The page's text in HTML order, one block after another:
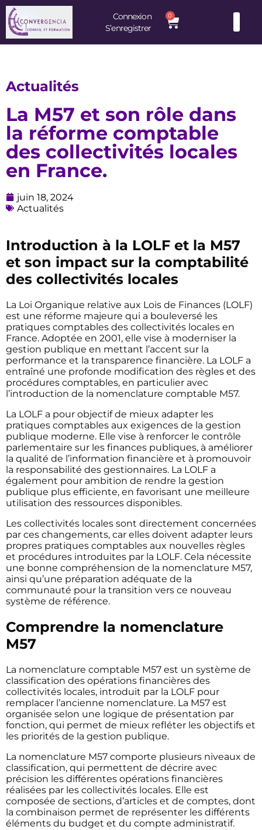
Connexion
S’enregistrer
0
Actualités
La M57 et son rôle dans
la réforme comptable
des collectivités locales
en France.
juin 18, 2024
Actualités
Introduction à la LOLF et la M57
et son impact sur la comptabilité
des collectivités locales
La Loi Organique relative aux Lois de Finances (LOLF)
est une réforme majeure qui a bouleversé les
pratiques comptables des collectivités locales en
France. Adoptée en 2001, elle vise à moderniser la
gestion publique en mettant l’accent sur la
performance et la transparence financière. La LOLF a
entraîné une profonde modification des règles et des
procédures comptables, en particulier avec
l’introduction de la nomenclature comptable M57.
La LOLF a pour objectif de mieux adapter les
pratiques comptables aux exigences de la gestion
publique moderne. Elle vise à renforcer le contrôle
parlementaire sur les finances publiques, à améliorer
la qualité de l’information financière et à promouvoir
la responsabilité des gestionnaires. La LOLF a
également pour ambition de rendre la gestion
publique plus efficiente, en favorisant une meilleure
utilisation des ressources disponibles.
Les collectivités locales sont directement concernées
par ces changements, car elles doivent adapter leurs
propres pratiques comptables aux nouvelles règles
et procédures introduites par la LOLF. Cela nécessite
une bonne compréhension de la nomenclature M57,
ainsi qu’une préparation adéquate de la
communauté pour la transition vers ce nouveau
système de référence.
Comprendre la nomenclature
M57
La nomenclature comptable M57 est un système de
classification des opérations financières des
collectivités locales, introduit par la LOLF pour
remplacer l’ancienne nomenclature. La M57 est
organisée selon une logique de présentation par
fonction, qui permet de mieux refléter les objectifs et
les priorités de la gestion publique.
La nomenclature M57 comporte plusieurs niveaux de
classification, qui permettent de décrire avec
précision les différentes opérations financières
réalisées par les collectivités locales. Elle est
composée de sections, d’articles et de comptes, dont
la combinaison permet de représenter les différents
éléments du budget et du compte administratif.